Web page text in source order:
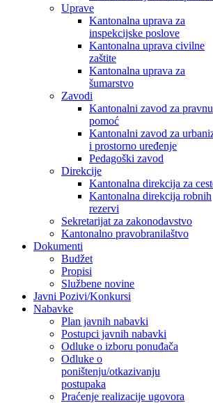
Uprave
Kantonalna uprava za
inspekcijske poslove
Kantonalna uprava civilne
zaštite
Kantonalna uprava za
šumarstvo
Zavodi
Kantonalni zavod za pravnu
pomoć
Kantonalni zavod za
i prostorno uređenje
Pedagoški zavod
Direkcije
Kantonalna direkcija za
Kantonalna direkcija robnih
rezervi
Sekretarijat za zakonodavstvo
Kantonalno pravobranilaštvo
Dokumenti
Budžet
Propisi
Službene novine
Javni Pozivi/Konkursi
Nabavke
Plan javnih nabavki
Postupci javnih nabavki
Odluke o izboru ponuđača
Odluke o
poništenju/otkazivanju
postupaka
Praćenje realizacije ugovora